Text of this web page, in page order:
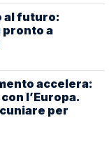
al futuro:
pronto a
accelera:
l’Europa.
per